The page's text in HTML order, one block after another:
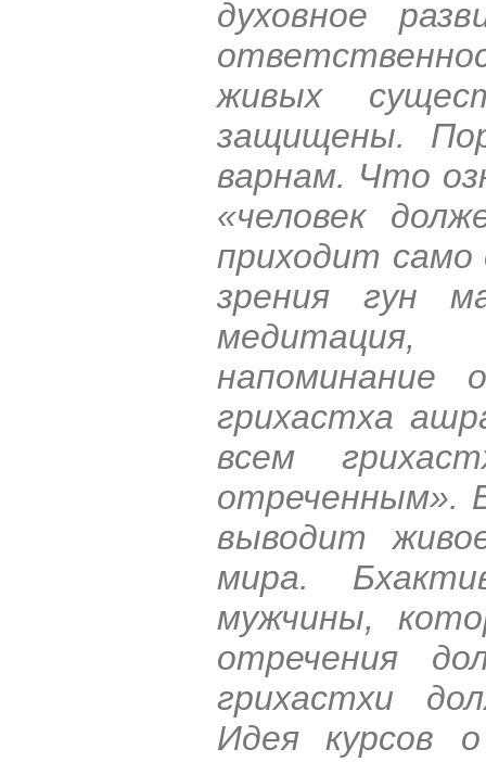
духовное
живых
защищены.
варнам. Что
«человек
приходит
зрения гун
медитация,
грихастха
всем
отреченным».
выводит
мира.
мужчины,
отречения
грихастхи
Идея курсов